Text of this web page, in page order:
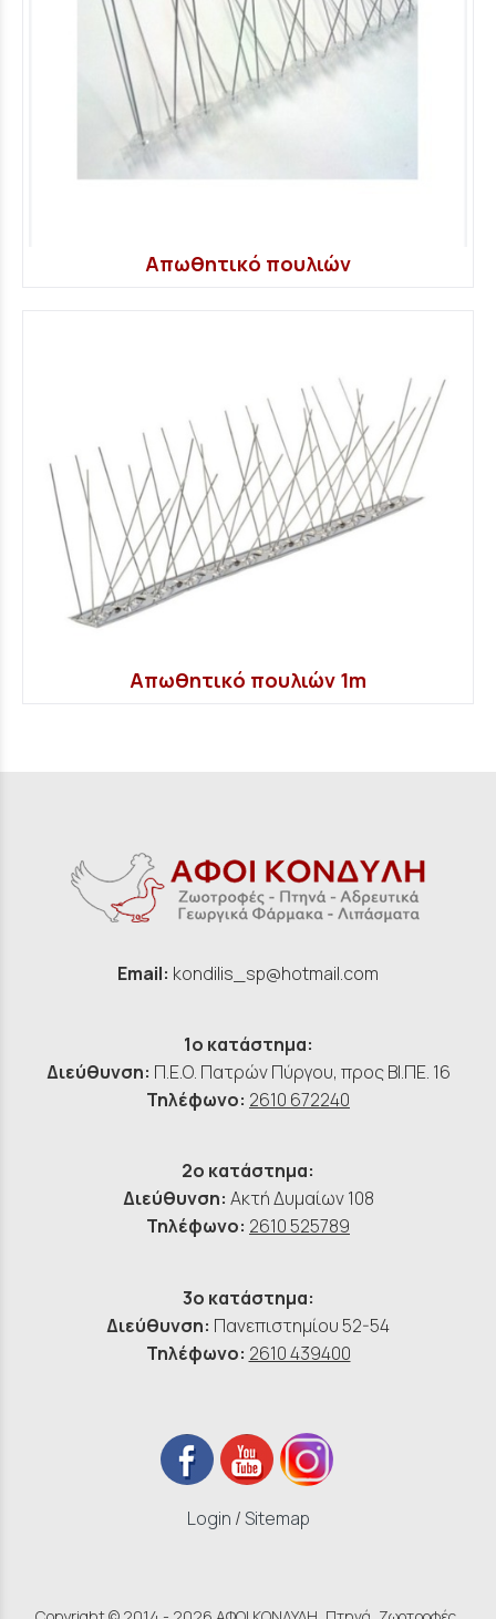
Απωθητικό πουλιών
Απωθητικό πουλιών 1m
Email: kondilis_sp@hotmail.com
1ο κατάστημα:
Διεύθυνση: Π.Ε.Ο. Πατρών Πύργου, προς ΒΙ.ΠΕ. 16
Τηλέφωνο: 2610 672240
2ο κατάστημα:
Διεύθυνση: Ακτή Δυμαίων 108
Τηλέφωνο: 2610 525789
3ο κατάστημα:
Διεύθυνση: Πανεπιστημίου 52-54
Τηλέφωνο: 2610 439400
Login /Sitemap